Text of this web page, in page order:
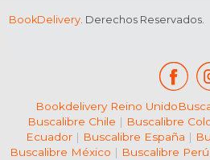
BookDelivery. Derechos Reservados.
Bookdelivery Reino Unido
Buscalibre Chile | Buscalibre
Ecuador| Buscalibre España |
Buscalibre México | Buscalibre Perú